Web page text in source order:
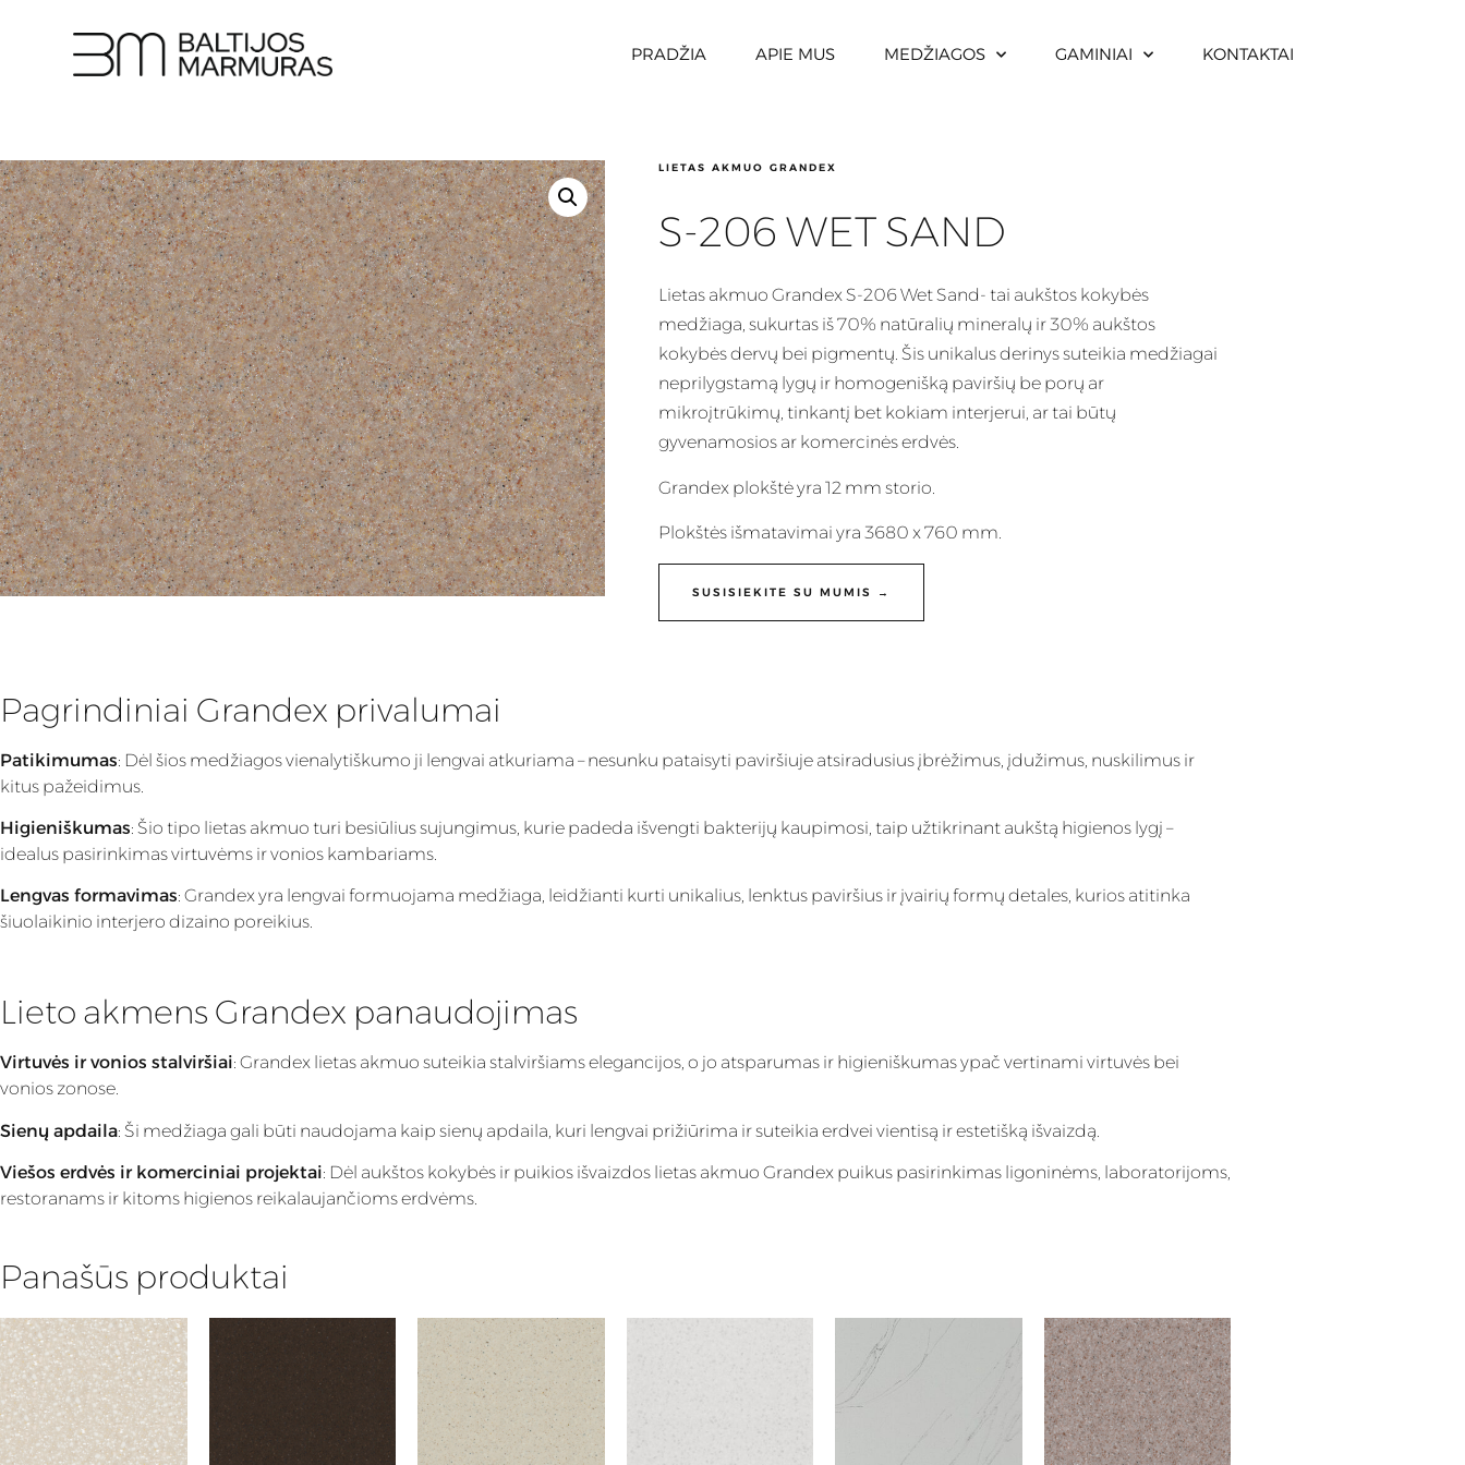
PRADŽIA APIE MUS MEDŽIAGOS GAMINIAI KONTAKTAI
LIETAS AKMUO GRANDEX
S-206 WET SAND
Lietas akmuo Grandex S-206 Wet Sand- tai aukštos kokybės
medžiaga, sukurtas iš 70% natūralių mineralų ir 30% aukštos
kokybės dervų bei pigmentų. Šis unikalusderinys suteikia medžiagai
neprilygstamą lygų ir homogenišką paviršių be porų ar
mikroįtrūkimų, tinkantį bet kokiam interjerui, ar tai būtų
gyvenamosios ar komercinės erdvės.
Grandex plokštė yra 12 mm storio.
Plokštės išmatavimai yra 3680 x 760 mm.
SUSISIEKITE SU MUMIS →
Pagrindiniai Grandex privalumai
Patikimumas: Dėl šios medžiagos vienalytiškumo ji lengvai atkuriama – nesunku pataisyti paviršiuje atsiradusius įbrėžimus, įdužimus, nuskilimus ir
kitus pažeidimus.
Higieniškumas: Šio tipo lietas akmuo turi besiūlius sujungimus, kurie padeda išvengti bakterijų kaupimosi, taip užtikrinant aukštą higienos lygį –
idealus pasirinkimas virtuvėms ir vonios kambariams.
Lengvas formavimas: Grandex yra lengvai formuojama medžiaga, leidžianti kurti unikalius, lenktus paviršius ir įvairių formų detales, kurios atitinka
šiuolaikinio interjero dizaino poreikius.
Lieto akmens Grandex panaudojimas
Virtuvės ir vonios stalviršiai: Grandex lietas akmuo suteikia stalviršiams elegancijos, o jo atsparumas ir higieniškumas ypač vertinami virtuvės bei
vonios zonose.
Sienų apdaila: Ši medžiaga gali būti naudojama kaip sienų apdaila, kuri lengvai prižiūrima ir suteikia erdvei vientisą ir estetišką išvaizdą.
Viešos erdvės ir komerciniai projektai: Dėl aukštos kokybės ir puikios išvaizdos lietas akmuo Grandex puikus pasirinkimas ligoninėms, laboratorijoms,
restoranams ir kitoms higienos reikalaujančioms erdvėms.
Panašūs produktai